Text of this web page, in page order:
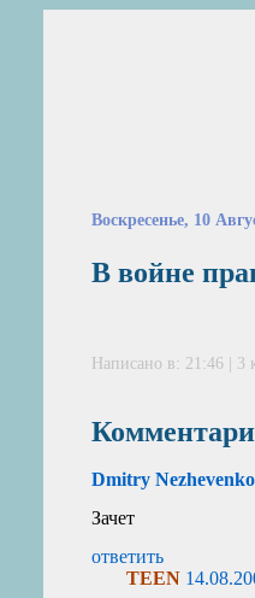
Воскресенье, 10
В войне
Написано в: 21:46 | 3
Dmitry Nezhevenko
Зачет
ответить
TEEN